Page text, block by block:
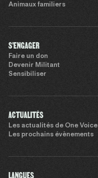
Animaux familiers
S'ENGAGER
Faire un don
Devenir Militant
Sensibiliser
ACTUALITÉS
Les actualités de One Voice
Les prochains évènements
LANGUES